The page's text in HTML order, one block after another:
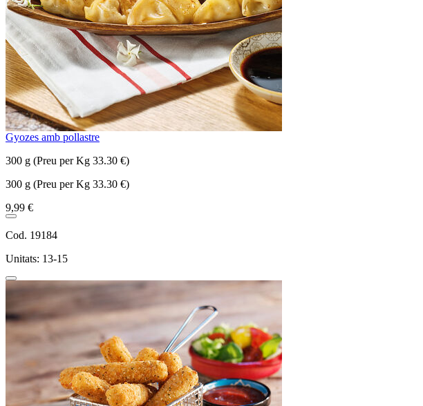
Gyozes amb pollastre
300 g (Preu per Kg 33.30 €)
300 g (Preu per Kg 33.30 €)
9,99 €
Cod. 19184
Unitats: 13-15